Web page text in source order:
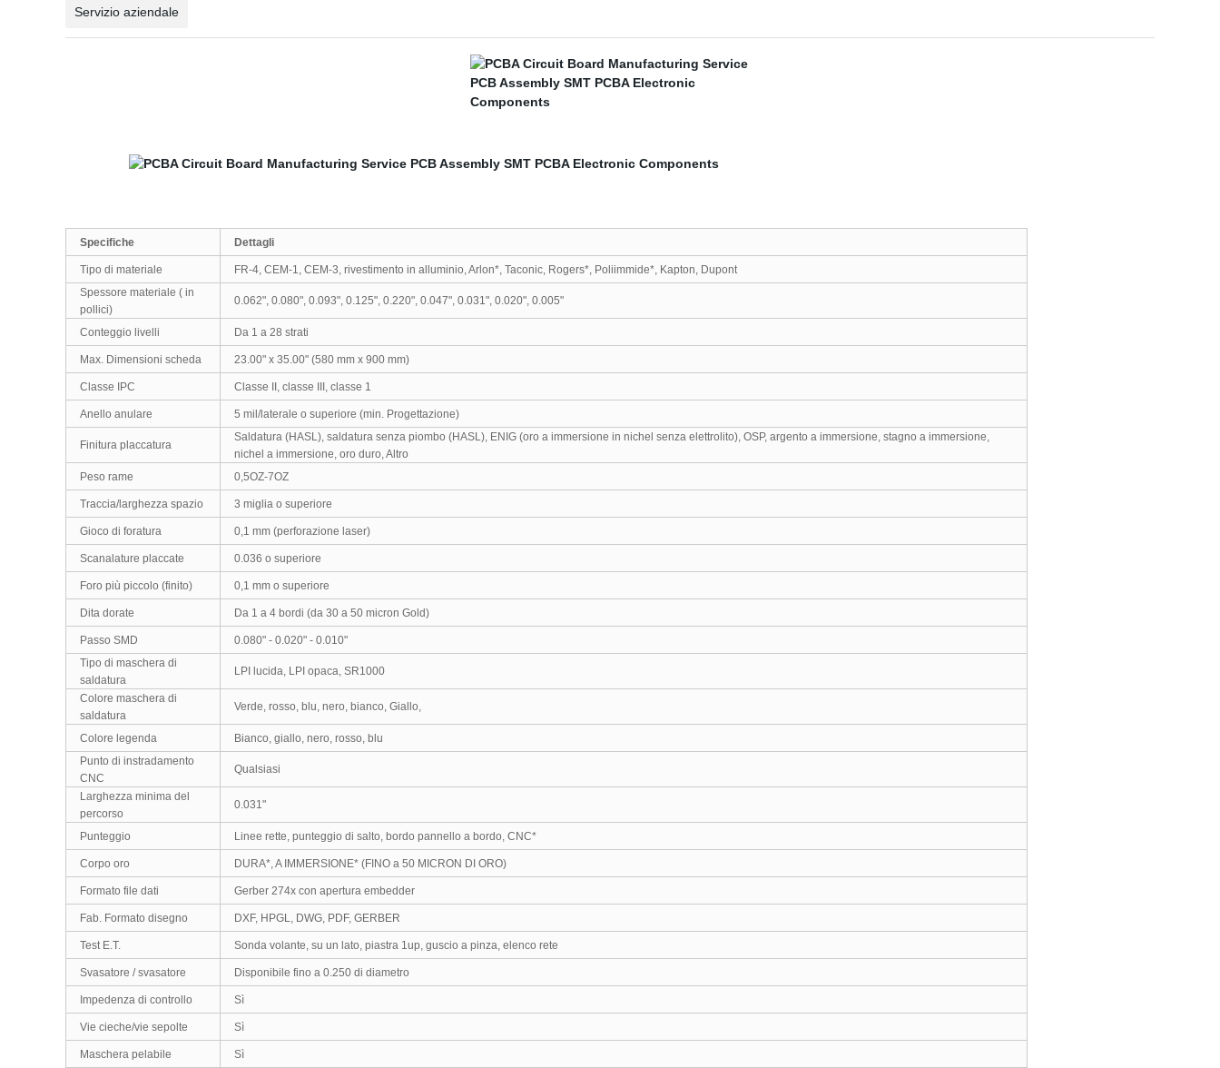
Servizio aziendale
Specifiche Dettagli
Tipo di materiale
FR-4, CEM-1, CEM-3, rivestimento in alluminio, Arlon*, Taconic, Rogers*, Poliimmide*, Kapton, Dupont
Spessore materiale ( in
pollici)
0.062", 0.080", 0.093", 0.125", 0.220", 0.047", 0.031", 0.020", 0.005"
Conteggio livelli Da 1 a 28 strati
Max. Dimensioni scheda 23.00" x 35.00" (580 mm x 900 mm)
Classe IPC Classe II, classe III, classe 1
Anello anulare 5 mil/laterale o superiore (min. Progettazione)
Finitura placcatura
Saldatura (HASL), saldatura senza piombo (HASL), ENIG (oro a immersione in nichel senza elettrolito), OSP, argento a immersione, stagno a immersione,
nichel a immersione, oro duro, Altro
Peso rame
0,5OZ-7OZ
Traccia/larghezza spazio 3 miglia o superiore
Gioco di foratura 0,1 mm (perforazione laser)
Scanalature placcate 0.036 o superiore
Foro più piccolo (finito) 0,1 mm o superiore
Dita dorate Da 1 a 4 bordi (da 30 a 50 micron Gold)
Passo SMD
0.080" - 0.020" - 0.010"
Tipo di maschera di
saldatura
LPI lucida, LPI opaca, SR1000
Colore maschera di
saldatura
Verde, rosso, blu, nero, bianco, Giallo,
Colore legenda
Bianco, giallo, nero, rosso, blu
Punto di instradamento
CNC
Qualsiasi
Larghezza minima del
percorso
0.031"
Punteggio Linee rette, punteggio di salto, bordo pannello a bordo, CNC*
Corpo oro DURA*, A IMMERSIONE* (FINO a 50 MICRON DI ORO)
Formato file dati Gerber 274x con apertura embedder
Fab. Formato disegno DXF, HPGL, DWG, PDF, GERBER
Test E.T. Sonda volante, su un lato, piastra 1up, guscio a pinza, elenco rete
Svasatore / svasatore Disponibile fino a 0.250 di diametro
Impedenza di controllo Sì
Vie cieche/vie sepolte Sì
Maschera pelabile Sì